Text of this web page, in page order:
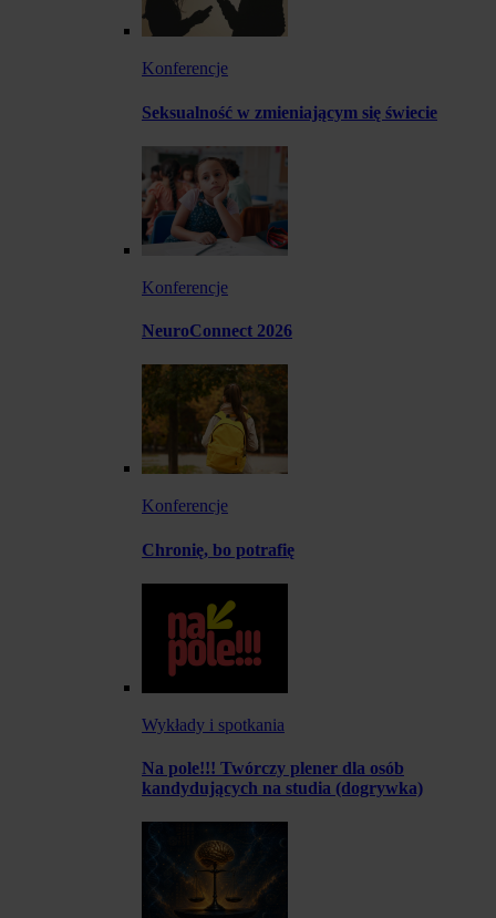
Konferencje
Seksualność w zmieniającym się świecie
Konferencje
NeuroConnect 2026
Konferencje
Chronię, bo potrafię
Wykłady i spotkania
Na pole!!! Twórczy plener dla osób
kandydujących na studia (dogrywka)